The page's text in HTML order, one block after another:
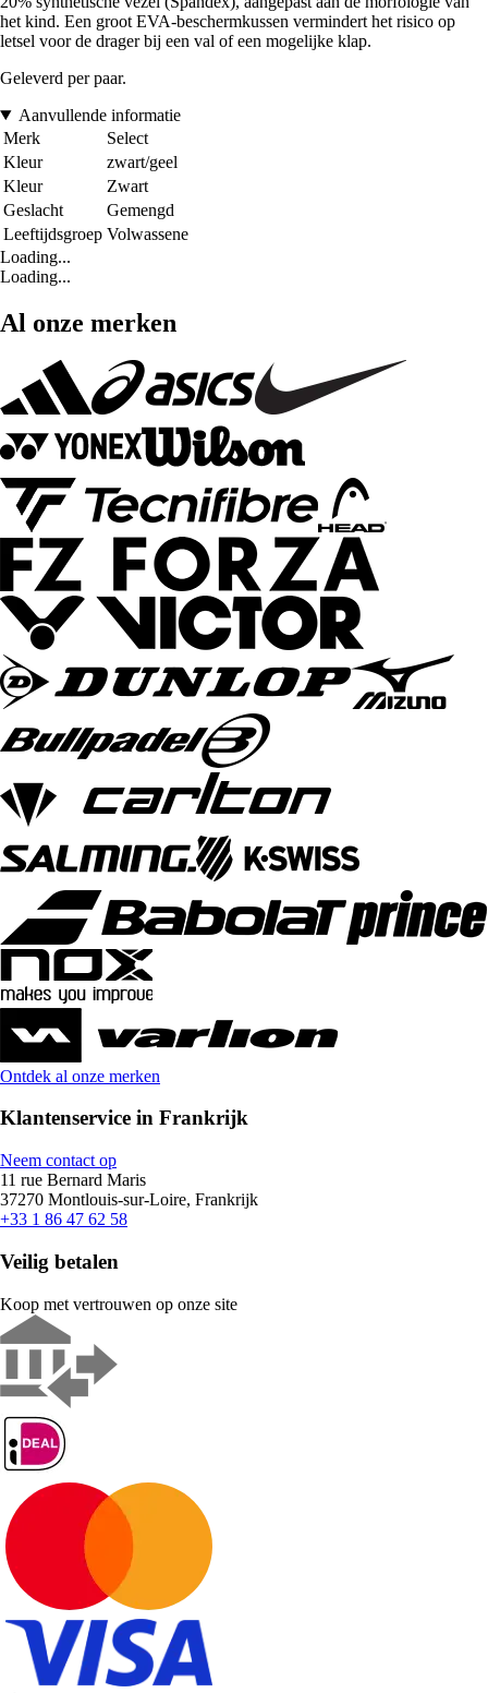
het kind. Een groot EVA-beschermkussen vermindert het risico op
letsel voor de drager bij een val of een mogelijke klap.
Geleverd per paar.
Aanvullende informatie
Merk
Select
Kleur
zwart/geel
Kleur
Zwart
Geslacht
Gemengd
Leeftijdsgroep Volwassene
Loading...
Loading...
Al onze merken
Ontdek al onze merken
Klantenservice in Frankrijk
Neem contact op
11 rue Bernard Maris
37270 Montlouis-sur-Loire, Frankrijk
+33 1 86 47 62 58
Veilig betalen
Koop met vertrouwen op onze site